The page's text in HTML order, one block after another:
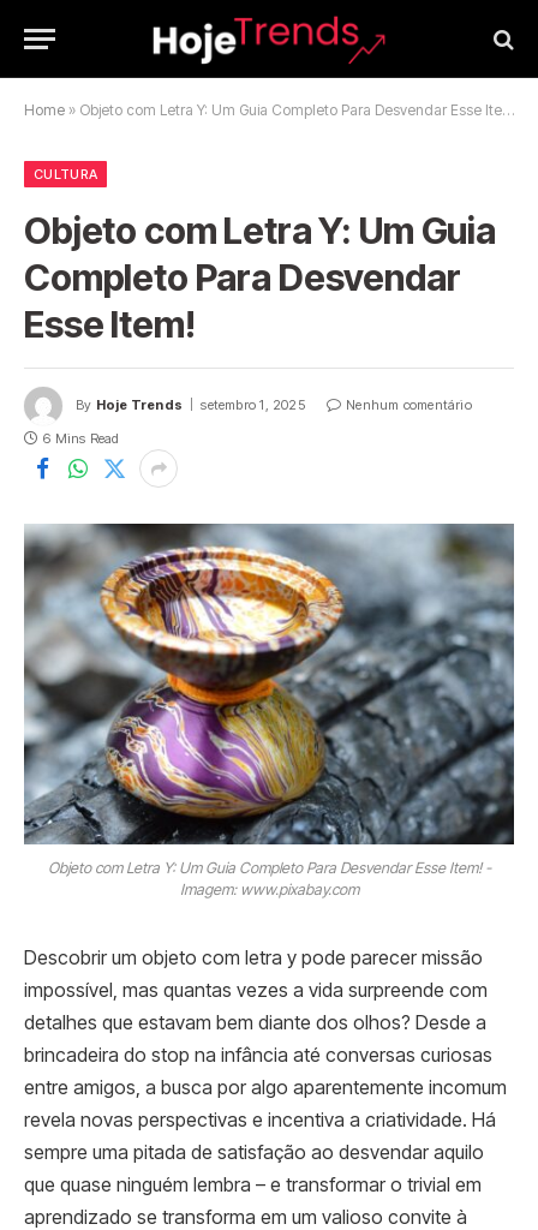
Home » Objeto com Letra Y: Um Guia Completo Para Desvendar Esse Item!
CULTURA
Objeto com Letra Y: Um Guia
Completo Para Desvendar
Esse Item!
By Hoje Trends setembro 1, 2025
Nenhum comentário
6 Mins Read
Objeto com Letra Y: Um Guia Completo Para Desvendar Esse Item! -
Imagem: www.pixabay.com
Descobrir um objeto com letra y pode parecer missão
impossível, mas quantas vezes a vida surpreende com
detalhes que estavam bem diante dos olhos? Desde a
brincadeira do stop na infância até conversas curiosas
entre amigos, a busca por algo aparentemente incomum
revela novas perspectivas e incentiva a criatividade. Há
sempre uma pitada de satisfação ao desvendar aquilo
que quase ninguém lembra – e transformar o trivial em
aprendizado se transforma em um valioso convite à